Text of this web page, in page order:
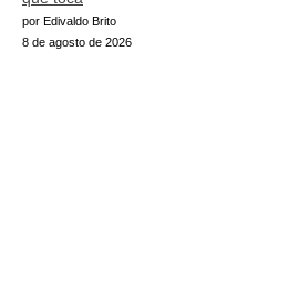
por Edivaldo Brito
8 de agosto de 2026